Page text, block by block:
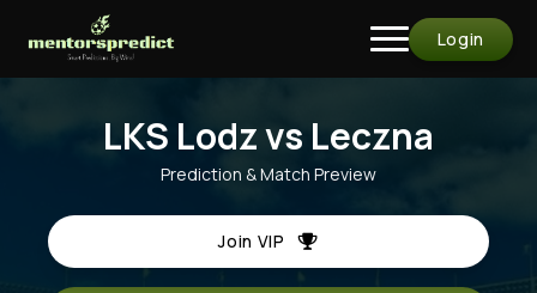
Login
LKS Lodz vs Leczna
Prediction & Match Preview
Join VIP